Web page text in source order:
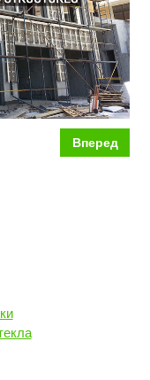
Вперед